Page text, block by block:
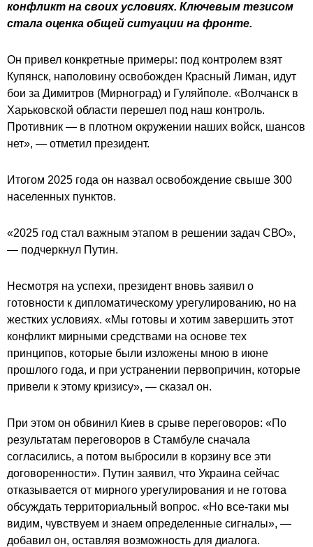
конфликт на своих условиях. Ключевым тезисом
стала оценка общей ситуации на фронте.
Он привел конкретные примеры: под контролем взят
Купянск, наполовину освобожден Красный Лиман, идут
бои за Димитров (Мирноград) и Гуляйполе. «Волчанск в
Харьковской области перешел под наш контроль.
Противник — в плотном окружении наших войск, шансов
нет», — отметил президент.
Итогом 2025 года он назвал освобождение свыше 300
населенных пунктов.
«2025 год стал важным этапом в решении задач СВО»,
— подчеркнул Путин.
Несмотря на успехи, президент вновь заявил о
готовности к дипломатическому урегулированию, но на
жестких условиях. «Мы готовы и хотим завершить этот
конфликт мирными средствами на основе тех
принципов, которые были изложены мною в июне
прошлого года, и при устранении первопричин, которые
привели к этому кризису», — сказал он.
При этом он обвинил Киев в срыве переговоров: «По
результатам переговоров в Стамбуле сначала
согласились, а потом выбросили в корзину все эти
договоренности». Путин заявил, что Украина сейчас
отказывается от мирного урегулирования и не готова
обсуждать территориальный вопрос. «Но все-таки мы
видим, чувствуем и знаем определенные сигналы», —
добавил он, оставляя возможность для диалога.